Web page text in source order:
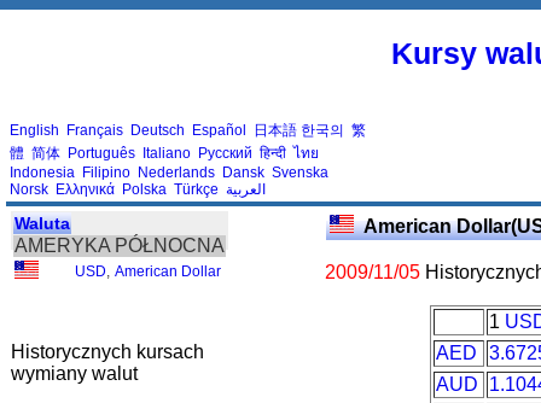
Kursy
English Français Deutsch Español 日本語 한국의 繁
體 简体 Português Italiano Русский हिन्दी ไทย
Indonesia Filipino Nederlands Dansk Svenska
Norsk Ελληνικά Polska Türkçe العربية
Waluta
AMERYKA PÓŁNOCNA
USD American Dollar
Historycznych kursach
wymiany walut
American
2009/11/05
1
AED
AUD